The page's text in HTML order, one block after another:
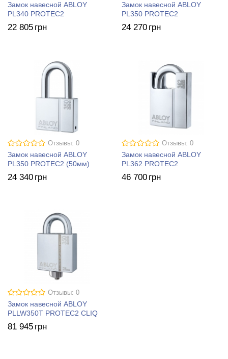
Замок навесной ABLOY
PL340 PROTEC2
22 805 грн
Замок навесной ABLOY
PL350 PROTEC2
24 270 грн
Отзывы: 0
Замок навесной ABLOY
PL350 PROTEC2 (50мм)
24 340 грн
Отзывы: 0
Замок навесной ABLOY
PL362 PROTEC2
46 700 грн
Отзывы: 0
Замок навесной ABLOY
PLLW350T PROTEC2 CLIQ
81 945 грн